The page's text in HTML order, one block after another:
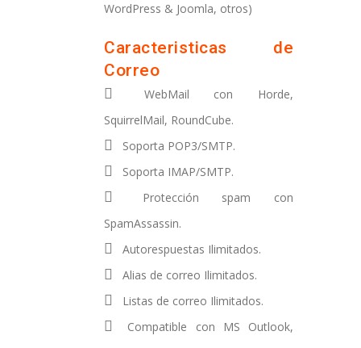
WordPress & Joomla, otros)
Caracteristicas de
Correo
WebMail con Horde,
SquirrelMail, RoundCube.
Soporta POP3/SMTP.
Soporta IMAP/SMTP.
Protección spam con
SpamAssassin.
Autorespuestas Ilimitados.
Alias de correo Ilimitados.
Listas de correo Ilimitados.
Compatible con MS Outlook,